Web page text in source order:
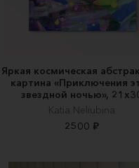
Яркая космическая
картина «Приключения
звездной ночью»,
Katia Neliubina
2500 ₽